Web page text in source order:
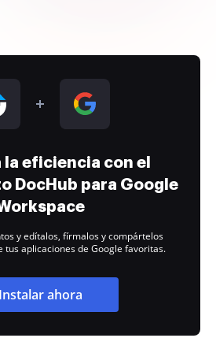
eficiencia con el
DocHub para Google
y edítalos, fírmalos y compártelos
tus aplicaciones de Google favoritas.
Instalar ahora